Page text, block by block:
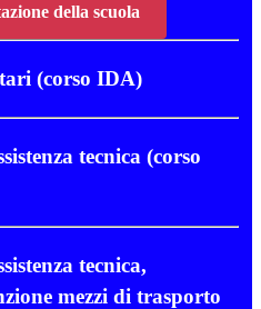
della scuola
(corso IDA)
tecnica (corso
tecnica,
mezzi di trasporto